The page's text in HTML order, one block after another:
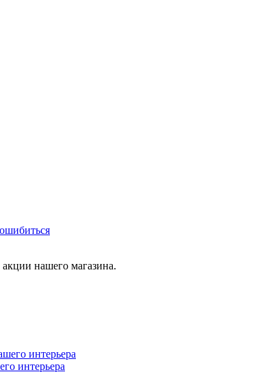
нашего магазина.
интерьера